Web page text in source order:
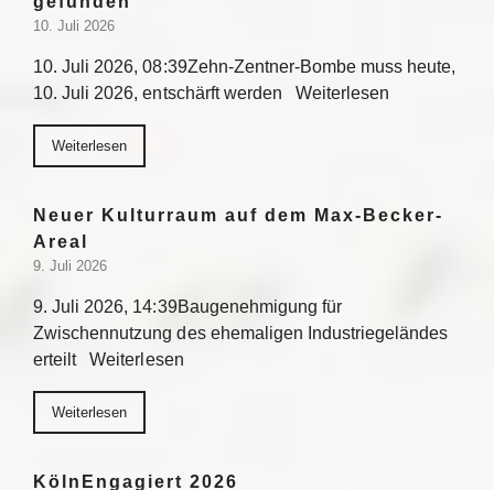
10. Juli 2026
10. Juli 2026, 08:39Zehn-Zentner-Bombe muss heute,
10. Juli 2026, entschärft werden Weiterlesen
Weiterlesen
Neuer Kulturraum auf dem Max-Becker-
Areal
9. Juli 2026
9. Juli 2026, 14:39Baugenehmigung für
Zwischennutzung des ehemaligen Industriegeländes
erteilt Weiterlesen
Weiterlesen
KölnEngagiert 2026